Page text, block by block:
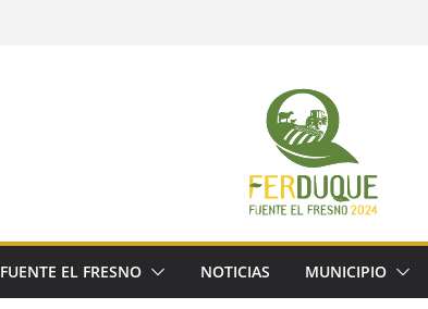
FUENTE EL FRESNO NOTICIAS MUNICIPIO